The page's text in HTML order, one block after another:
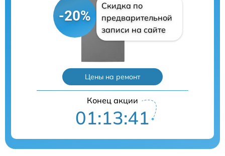
-20%
Скидка по
предварительной
записи на сайте
Цены на ремонт
Конец акции
01:13:40